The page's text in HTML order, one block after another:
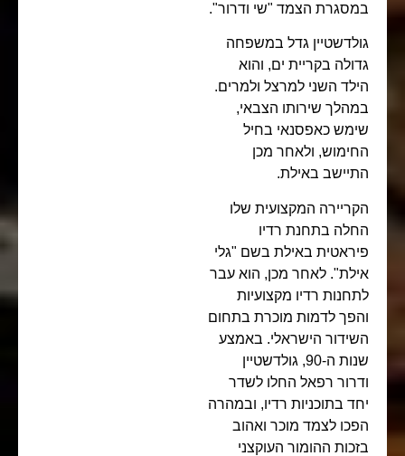
במסגרת הצמד "שי ודרור".
גולדשטיין גדל במשפחה
גדולה בקריית ים, והוא
הילד השני למרצל ולמרים.
במהלך שירותו הצבאי,
שימש כאפסנאי בחיל
החימוש, ולאחר מכן
התיישב באילת.
הקריירה המקצועית שלו
החלה בתחנת רדיו
פיראטית באילת בשם "גלי
אילת". לאחר מכן, הוא עבר
לתחנות רדיו מקצועיות
והפך לדמות מוכרת בתחום
השידור הישראלי. באמצע
שנות ה-90, גולדשטיין
ודרור רפאל החלו לשדר
יחד בתוכניות רדיו, ובמהרה
הפכו לצמד מוכר ואהוב
בזכות ההומור העוקצני